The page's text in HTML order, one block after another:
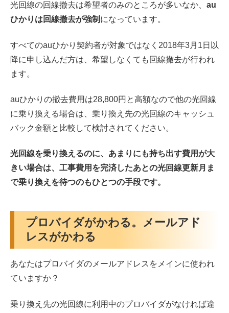
光回線の回線撤去は希望者のみのところが多いなか、 au
ひかりは回線撤去が強制 になっています。
すべてのauひかり契約者が対象ではなく2018年3月1日以
降に申し込んだ方は、希望しなくても回線撤去が行われ
ます。
auひかりの撤去費用は28,800円と高額なので他の光回線
に乗り換える場合は、乗り換え先の光回線のキャッシュ
バック金額と比較して検討されてください。
光回線を乗り換えるのに、あまりにも持ち出す費用が大
きい場合は、工事費用を完済したあとの光回線更新月ま
で乗り換えを待つのもひとつの手段です。
プロバイダがかわる。メールアド
レスがかわる
あなたはプロバイダのメールアドレスをメインに使われ
ていますか？
乗り換え先の光回線に利用中のプロバイダがなければ違